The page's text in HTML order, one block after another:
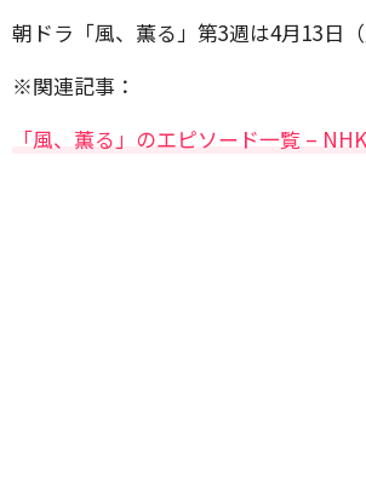
朝ドラ「風、薫る」第3週は4月13日（
※関連記事：
「風、薫る」のエピソード一覧 – NHK